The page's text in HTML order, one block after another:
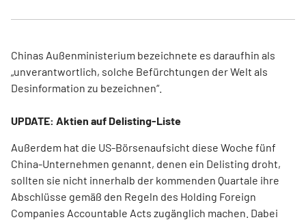
Chinas Außenministerium bezeichnete es daraufhin als
„unverantwortlich, solche Befürchtungen der Welt als
Desinformation zu bezeichnen“.
UPDATE: Aktien auf Delisting-Liste
Außerdem hat die US-Börsenaufsicht diese Woche fünf
China-Unternehmen genannt, denen ein Delisting droht,
sollten sie nicht innerhalb der kommenden Quartale ihre
Abschlüsse gemäß den Regeln des Holding Foreign
Companies Accountable Acts zugänglich machen. Dabei